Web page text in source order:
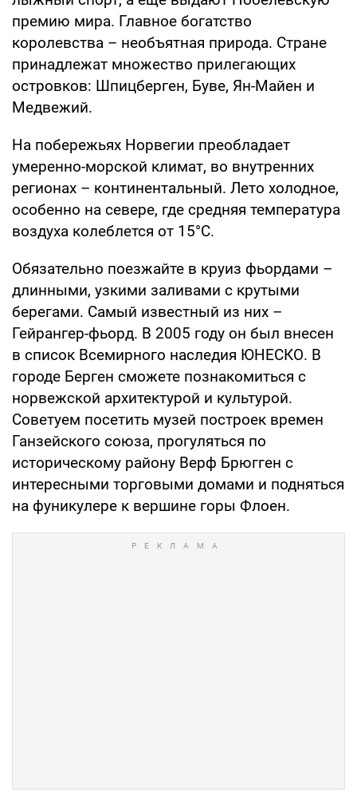
премию мира. Главное богатство
королевства – необъятная природа. Стране
принадлежат множество прилегающих
островков: Шпицберген, Буве, Ян-Майен и
Медвежий.
На побережьях Норвегии преобладает
умеренно-морской климат, во внутренних
регионах – континентальный. Лето холодное,
особенно на севере, где средняя температура
воздуха колеблется от 15°C.
Обязательно поезжайте в круиз фьордами –
длинными, узкими заливами с крутыми
берегами. Самый известный из них –
Гейрангер-фьорд. В 2005 году он был внесен
в список Всемирного наследия ЮНЕСКО. В
городе Берген сможете познакомиться с
норвежской архитектурой и культурой.
Советуем посетить музей построек времен
Ганзейского союза, прогуляться по
историческому району Верф Брюгген с
интересными торговыми домами и подняться
на фуникулере к вершине горы Флоен.